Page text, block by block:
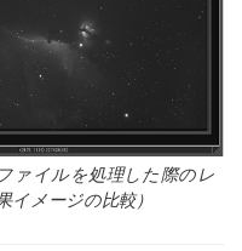
ァイルを処理した際のレ
イメージの比較）